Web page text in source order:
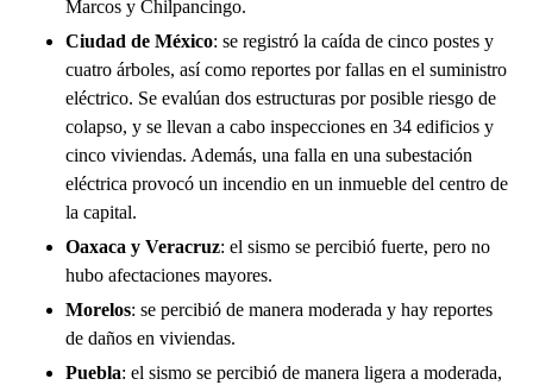
Marcos y Chilpancingo.
Ciudad de México: se registró la caída de cinco postes y
cuatro árboles, así como reportes por fallas en el suministro
eléctrico. Se evalúan dos estructuras por posible riesgo de
colapso, y se llevan a cabo inspecciones en 34 edificios y
cinco viviendas. Además, una falla en una subestación
eléctrica provocó un incendio en un inmueble del centro de
la capital.
Oaxaca y Veracruz: el sismo se percibió fuerte, pero no
hubo afectaciones mayores.
Morelos: se percibió de manera moderada y hay reportes
de daños en viviendas.
Puebla: el sismo se percibió de manera ligera a moderada,